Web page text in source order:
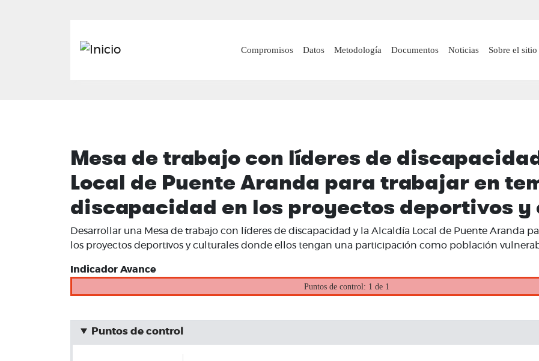
principal
Main navigation
Compromisos Datos Metodología Documentos Noticias Sobre el sitio
Mesa de trabajo con líderes de
Local de Puente Aranda para trabajar en
discapacidad en los proyectos deportivos
Desarrollar una Mesa de trabajo con líderes de discapacidad y la Alcaldía Local de Puente Aranda
los proyectos deportivos y culturales donde ellos tengan una participación como población
Indicador Avance
Puntos de control: 1 de 1
Puntos de control